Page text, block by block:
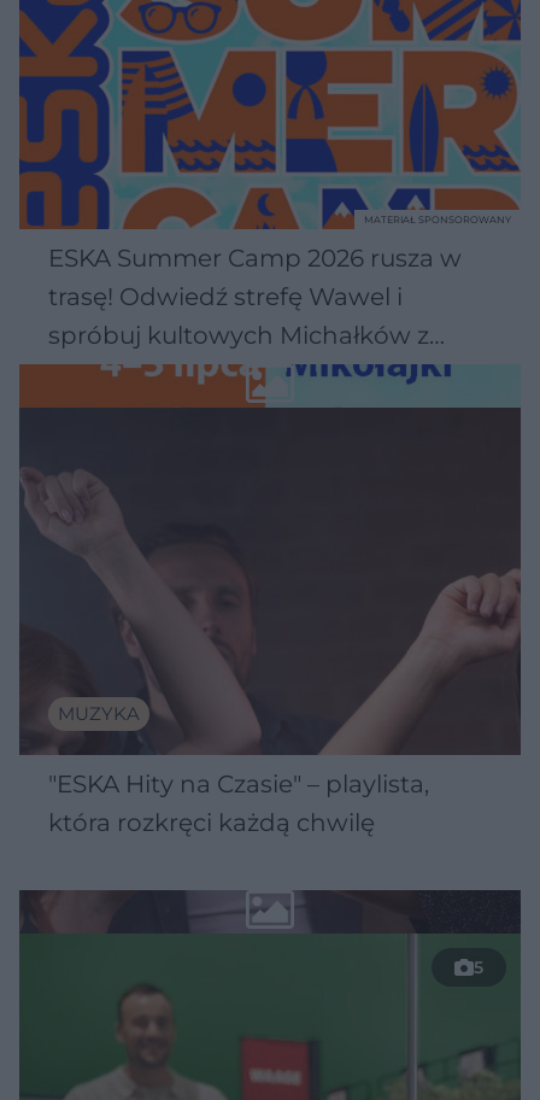
ESKA Summer Camp 2026 rusza w
trasę! Odwiedź strefę Wawel i
spróbuj kultowych Michałków z
Wawelu
MATERIAŁ SPONSOROWANY
MUZYKA
"ESKA Hity na Czasie" – playlista,
która rozkręci każdą chwilę
5